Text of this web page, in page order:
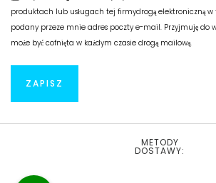
produktach lub usługach tej firmydrogą elektroniczną
podany przeze mnie adres poczty e-mail. Przyjmuję do
może być cofnięta w każdym czasie drogą mailową.
METODY
DOSTAWY: